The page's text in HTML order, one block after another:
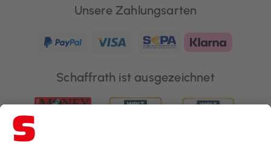
Unsere Zahlungsarten
Schaffrath ist ausgezeichnet